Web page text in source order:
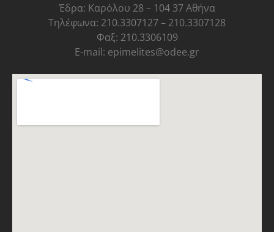
Έδρα: Καρόλου 28 – 104 37 Αθήνα
Τηλέφωνα: 210.3307127 – 210.3307128
Φαξ: 210.3306109
E-mail: epimelites@odee.gr